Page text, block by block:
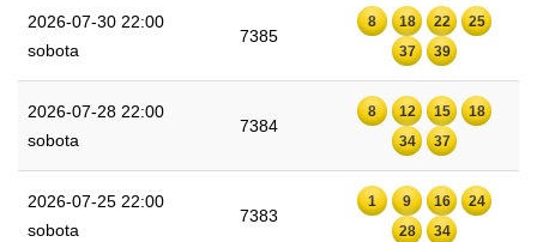
2026-07-30 22:00
sobota
7385
8 18 22
25
37
39
2026-07-28 22:00
sobota
7384
8 12 15
18
34
37
2026-07-25 22:00
sobota
7383
1 9 16
24
28
34